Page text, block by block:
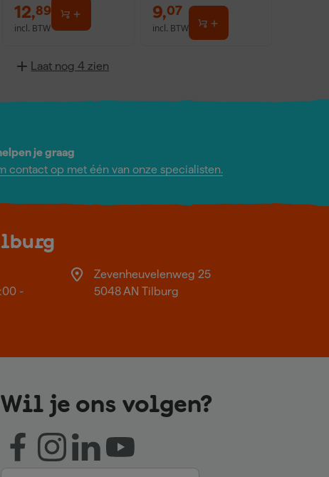
12,89
incl. BTW
9,07
incl. BTW
Laat nog 4 zien
je graag
contact op met één van onze specialisten.
-
Zevenheuvelenweg 25
5048 AN Tilburg
Wil je ons volgen?